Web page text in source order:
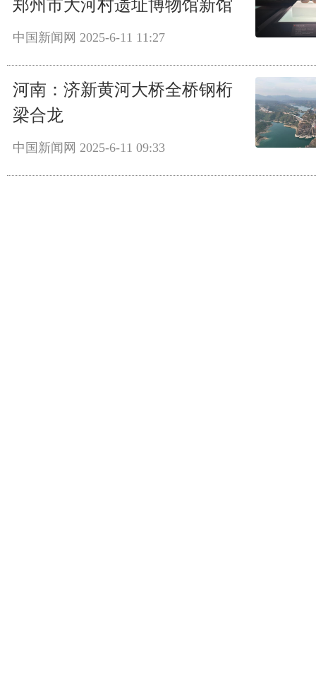
郑州市大河村遗址博物馆新馆
中国新闻网 2025-6-11 11:27
河南：济新黄河大桥全桥钢桁
梁合龙
中国新闻网 2025-6-11 09:33